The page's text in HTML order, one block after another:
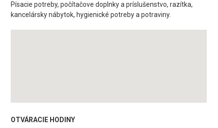
Písacie potreby, počítačove doplnky a príslušenstvo, razítka,
kancelársky nábytok, hygienické potreby a potraviny.
OTVÁRACIE HODINY